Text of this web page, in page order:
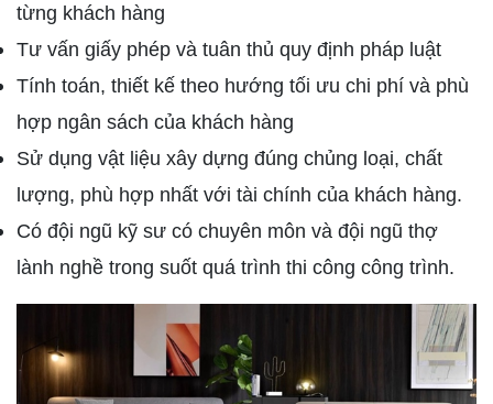
từng khách hàng
Tư vấn giấy phép và tuân thủ quy định pháp luật
Tính toán, thiết kế theo hướng tối ưu chi phí và phù
hợp ngân sách của khách hàng
Sử dụng vật liệu xây dựng đúng chủng loại, chất
lượng, phù hợp nhất với tài chính của khách hàng.
Có đội ngũ kỹ sư có chuyên môn và đội ngũ thợ
lành nghề trong suốt quá trình thi công công trình.